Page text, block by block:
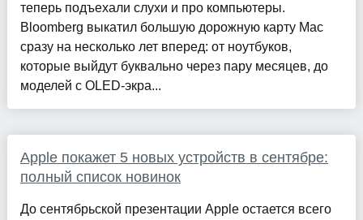
теперь подъехали слухи и про компьютеры.
Bloomberg выкатил большую дорожную карту Mac
сразу на несколько лет вперед: от ноутбуков,
которые выйдут буквально через пару месяцев, до
моделей с OLED-экра...
Apple покажет 5 новых устройств в сентябре:
полный список новинок
До сентябрьской презентации Apple остается всего